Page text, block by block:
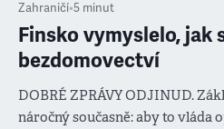
Zahraničí•5 minut
Finsko vymyslelo, jak
bezdomovectví
DOBRÉ ZPRÁVY ODJINUD.
náročný současně: aby to vláda